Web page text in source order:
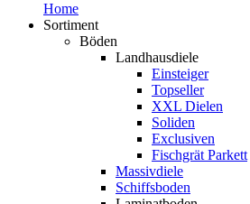
Home
Sortiment
Böden
Landhausdiele
Einsteiger
Topseller
XXL Dielen
Soliden
Exclusiven
Fischgrät Parkett
Massivdiele
Schiffsboden